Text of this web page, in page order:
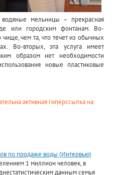
мельницы – прекрасная
или городским фонтанам. Во-
чем та, что течет из обычных
Во-вторых, эта услуга имеет
образом нет необходимости
новые пластиковые
активная гиперссылка на
по продаже воды (Интервью)
1 миллион человек, в
данным семья